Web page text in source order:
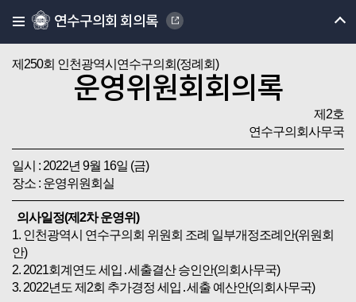
연수구의회 회의록
제250회 인천광역시연수구의회(정례회)
운영위원회회의록
제2호
연수구의회사무국
일시 : 2022년 9월 16일 (금)
장소 : 운영위원회실
의사일정(제2차 운영위)
1. 인천광역시 연수구의회 위원회 조례 일부개정조례안(위원회
안)
2. 2021회계연도 세입․세출결산 승인안(의회사무국)
3. 2022년도 제2회 추가경정 세입․세출 예산안(의회사무국)